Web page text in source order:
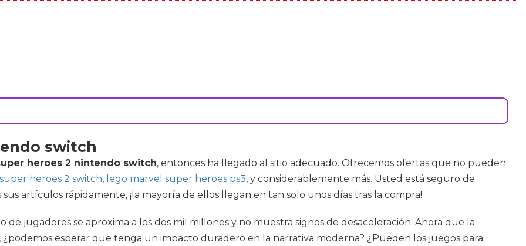
switch
heroes 2 nintendo switch, entonces ha llegado al sitio adecuado. Ofrecemos ofertas que no pueden
heroes 2 switch, lego marvel super heroes ps3, y considerablemente más. Usted está seguro de
artículos rápidamente, ¡la mayoría de ellos llegan en tan solo unos días tras la compra!.
jugadores se aproxima a los dos mil millones y no muestra signos de desaceleración. Ahora que la
esperar que tenga un impacto duradero en la narrativa moderna? ¿Pueden los juegos para